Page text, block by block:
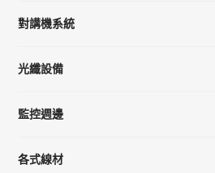
對講機系統
光纖設備
監控週邊
各式線材